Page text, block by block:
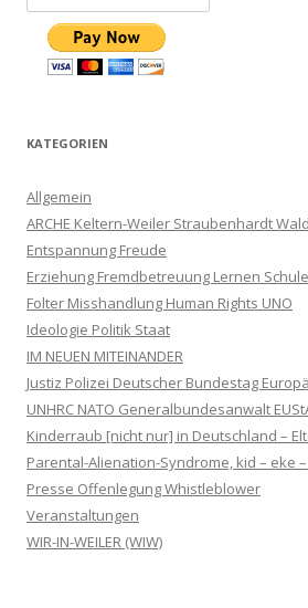
KATEGORIEN
Allgemein
ARCHE Keltern-Weiler Straubenhardt
Entspannung Freude
Erziehung Fremdbetreuung Lernen Schule
Folter Misshandlung Human Rights UNO
Ideologie Politik Staat
IM NEUEN MITEINANDER
Justiz Polizei Deutscher Bundestag
UNHRC NATO Generalbundesanwalt
Kinderraub [nicht nur] in Deutschland –
Parental-Alienation-Syndrome, kid – eke
Presse Offenlegung Whistleblower
Veranstaltungen
WIR-IN-WEILER (WIW)